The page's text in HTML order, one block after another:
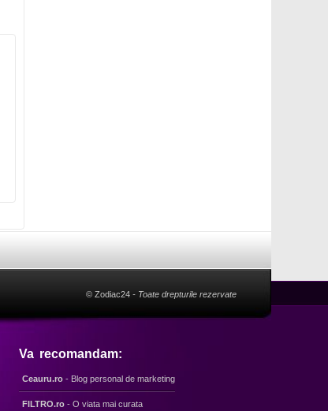
© Zodiac24 - Toate drepturile rezervate
Va recomandam:
Ceauru.ro - Blog personal de marketing
FILTRO.ro - O viata mai curata